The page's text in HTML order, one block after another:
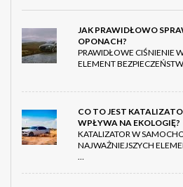
JAK PRAWIDŁOWO
OPONACH?
PRAWIDŁOWE CIŚNIENIE
ELEMENT
CO TO JEST
WPŁYWA NA EKOLOGIĘ?
KATALIZATOR W
NAJWAŻNIEJSZYCH
…